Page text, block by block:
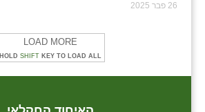
26 פבר 2025
LOAD MORE
HOLD SHIFT KEY TO LOAD ALL